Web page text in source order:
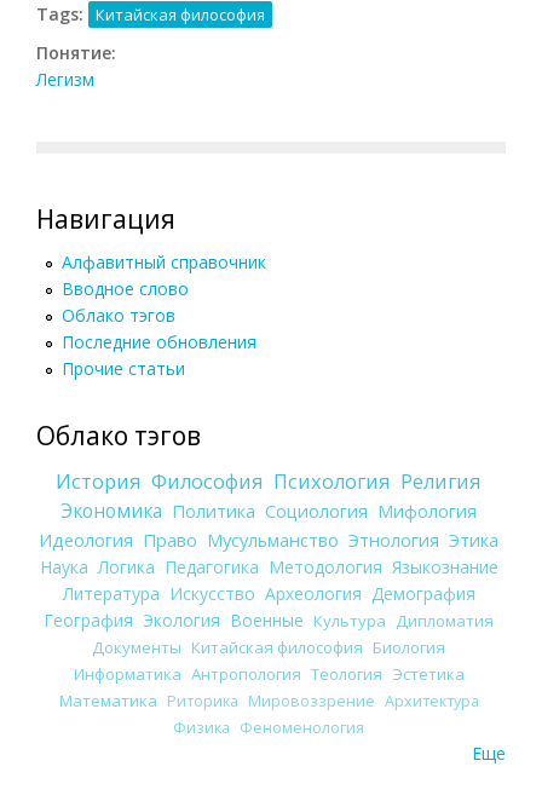
Tags: Китайская философия
Понятие:
Легизм
Навигация
Алфавитный справочник
Вводное слово
Облако тэгов
Последние обновления
Прочие статьи
Облако тэгов
История Философия Психология Религия
Экономика Политика Социология Мифология
Идеология Право Мусульманство Этнология Этика
Наука Логика Педагогика Методология Языкознание
Литература Искусство Археология Демография
География Экология Военные Культура
Дипломатия
Документы Китайская философия Биология
Информатика Антропология Теология Эстетика
Математика Риторика Мировоззрение Архитектура
Физика Феноменология
Еще